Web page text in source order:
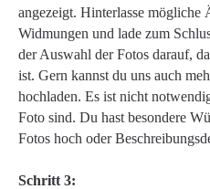
angezeigt. Hinterlasse mögliche
Widmungen und lade zum
der Auswahl der Fotos darauf,
ist. Gern kannst du uns auch
hochladen. Es ist nicht
Foto sind. Du hast besondere
Fotos hoch oder
Schritt 3: